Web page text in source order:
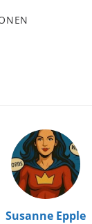
Susanne Epple